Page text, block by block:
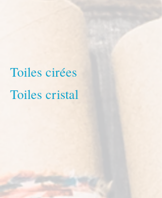
Toiles cirées
Toiles cristal